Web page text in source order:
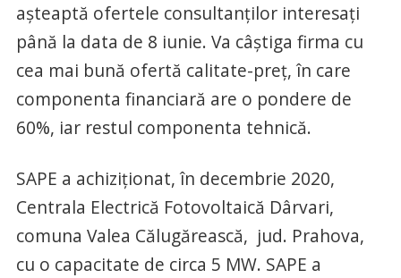
aşteaptă ofertele consultanţilor interesaţi
până la data de 8 iunie. Va câştiga firma cu
cea mai bună ofertă calitate-preţ, în care
componenta financiară are o pondere de
60%, iar restul componenta tehnică.
SAPE a achiziționat, în decembrie 2020,
Centrala Electrică Fotovoltaică Dârvari,
comuna Valea Călugărească, jud. Prahova,
cu o capacitate de circa 5 MW. SAPE a